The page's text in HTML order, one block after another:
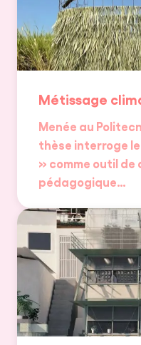
Métissage
Menée au
thèse interroge
» comme outil
pédagogique…